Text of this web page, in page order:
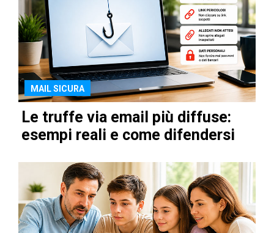
MAIL SICURA
Le truffe via email più diffuse:
esempi reali e come difendersi